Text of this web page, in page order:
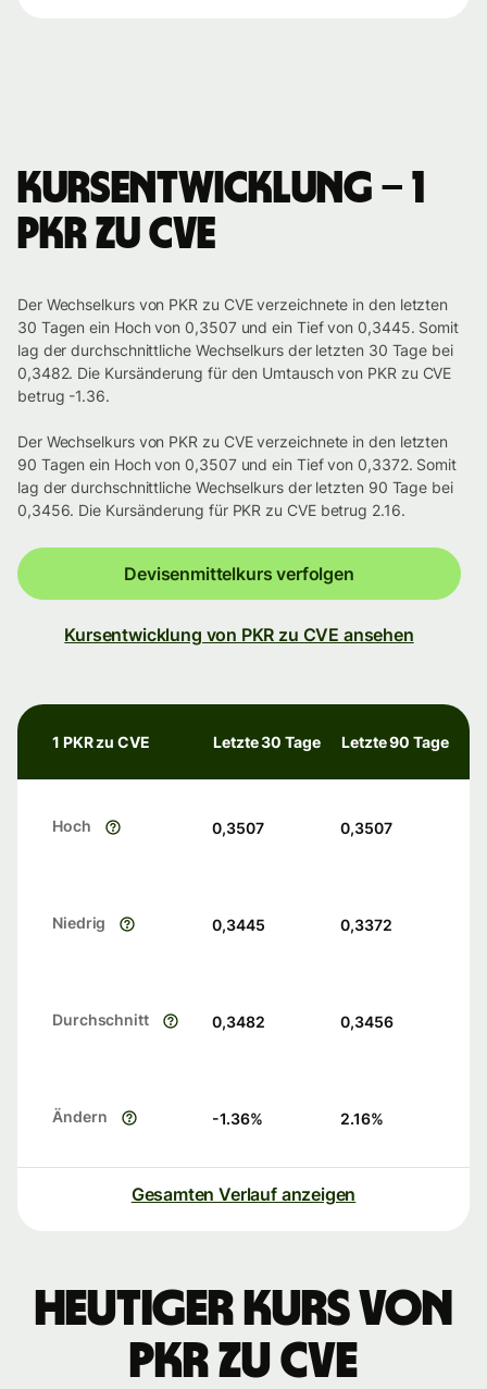
Kursentwicklung – 1
PKR zu CVE
Der Wechselkurs von PKR zu CVE verzeichnete in den letzten
30 Tagen ein Hoch von 0,3507 und ein Tief von 0,3445. Somit
lag der durchschnittliche Wechselkurs der letzten 30 Tage bei
0,3482. Die Kursänderung für den Umtausch von PKR zu CVE
betrug -1.36.
Der Wechselkurs von PKR zu CVE verzeichnete in den letzten
90 Tagen ein Hoch von 0,3507 und ein Tief von 0,3372. Somit
lag der durchschnittliche Wechselkurs der letzten 90 Tage bei
0,3456. Die Kursänderung für PKR zu CVE betrug 2.16.
Devisenmittelkurs verfolgen
Kursentwicklung von PKR zu CVE ansehen
1 PKR zu CVE Letzte 30 Tage Letzte 90 Tage
Hoch 0,3507 0,3507
Niedrig 0,3445 0,3372
Durchschnitt 0,3482 0,3456
Ändern -1.36% 2.16%
Gesamten Verlauf anzeigen
Heutiger Kurs von
PKR zu CVE